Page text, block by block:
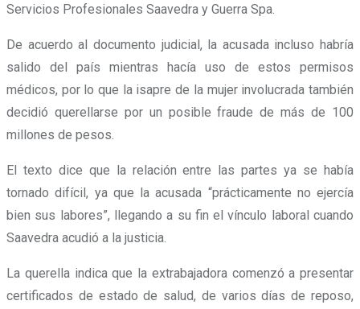
Servicios Profesionales Saavedra y Guerra Spa.
De acuerdo al documento judicial, la acusada incluso habría
salido del país mientras hacía uso de estos permisos
médicos, por lo que la isapre de la mujer involucrada también
decidió querellarse por un posible fraude de más de 100
millones de pesos
El texto dice que la relación entre las partes ya se había
tornado difícil, ya que la acusada “prácticamente no ejercía
bien sus labores”, llegando a su fin el vínculo laboral cuando
Saavedra acudió a la justicia.
La querella indica que la extrabajadora comenzó a presentar
certificados de estado de salud, de varios días de reposo,